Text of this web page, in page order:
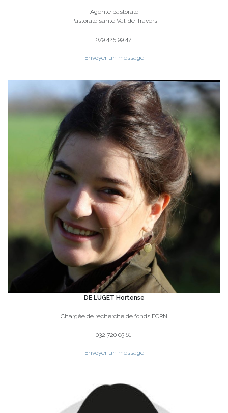
Agente pastorale
Pastorale santé Val-de-Travers
079 425 99 47
Envoyer un message
DE LUGET Hortense
Chargée de recherche de fonds FCRN
032 720 05 61
Envoyer un message